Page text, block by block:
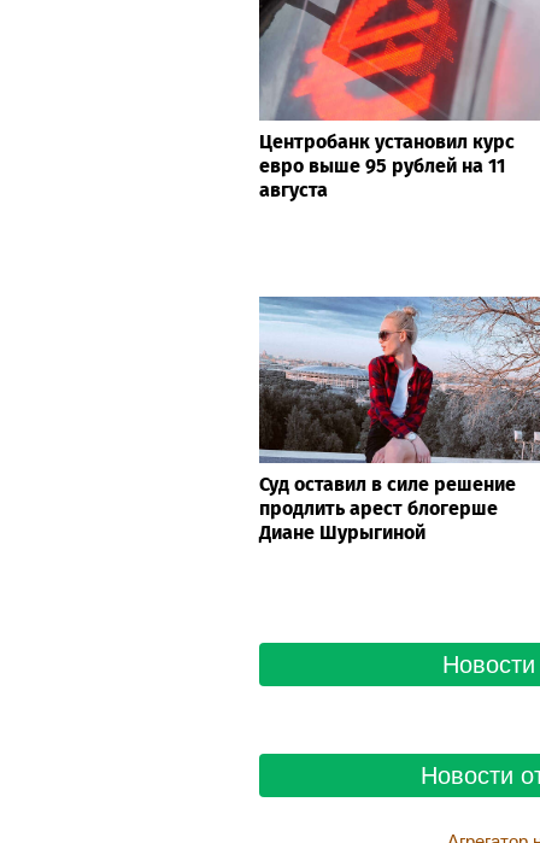
Центробанк установил курс
евро выше 95 рублей на 11
августа
Суд оставил в силе решение
продлить арест блогерше
Диане Шурыгиной
Новости